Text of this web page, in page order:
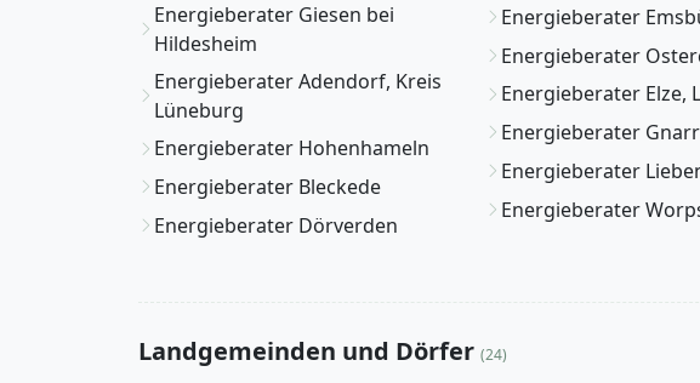
Energieberater Giesen bei
Hildesheim
Energieberater Adendorf, Kreis
Lüneburg
Energieberater Hohenhameln
Energieberater Bleckede
Energieberater Dörverden
Energieberater
Energieberater
Energieberater Elze,
Energieberater
Energieberater
Energieberater
Landgemeinden und Dörfer (24)